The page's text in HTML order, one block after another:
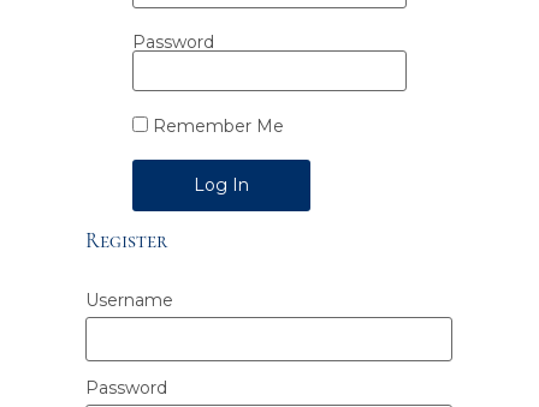
Password
Remember Me
Alternative:
Register
Username
Password